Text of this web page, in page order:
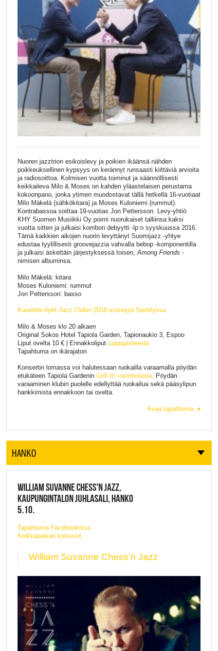
Nuoren jazztrion esikoislevy ja poikien ikäänsä nähden
poikkeuksellinen kypsyys on kerännyt runsaasti kiittäviä arvioita
ja radiosoittoa. Kolmisen vuotta toiminut ja säännöllisesti
keikkaileva Milo & Moses on kahden yläastelaisen perustama
kokoonpano, jonka ytimen muodostavat tällä hetkellä 16-vuotiaat
Milo Mäkelä (sähkökitara) ja Moses Kuloniemi (rummut).
Kontrabassoa soittaa 19-vuotias Jon Pettersson. Levy-yhtiö
KHY Suomen Musiikki Oy poimi nuorukaiset talliinsa kaksi
vuotta sitten ja julkaisi kombon debyytti -lp:n syyskuussa 2016.
Tämä kaikkien aikojen nuorin levyttänyt Suomijazz -yhtye
edustaa tyylillisesti groovejazzia vahvalla bebop -komponentilla
ja julkaisi äskettäin järjestyksessä toisen, Among Friends -
nimisen albuminsa.
Milo Mäkelä: kitara
Moses Kuloniemi: rummut
Jon Pettersson: basso
Kuuntele April Jazz Clubin 2018 esiintyjiä Spotifyssa
Milo & Moses klo 20 alkaen
Original Sokos Hotel Tapiola Garden, Tapionaukio 3, Espoo
Liput ovelta 10 € | Ennakkoliput
Lippupisteestä
Tapahtuma on ikärajaton
Konsertin lomassa voi halutessaan ruokailla varaamalla pöydän
etukäteen Tapiola Gardenin Grill It! -ravintolasta. Pöydän
varaaminen klubin puolelle edellyttää ruokailua sekä pääsylipun
hankkimista ennakkoon tai ovelta.
Avaa tapahtuma
HANKO
WILLIAM SUVANNE CHESS'N JAZZ,
KAUPUNGINTALON JUHLASALI, HANKO
5.10.
Tapahtuma Facebookissa
Keikkapaikan kotisivut
William Suvanne Chess'n Jazz